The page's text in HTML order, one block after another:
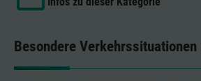
Besondere Verkehrssituationen